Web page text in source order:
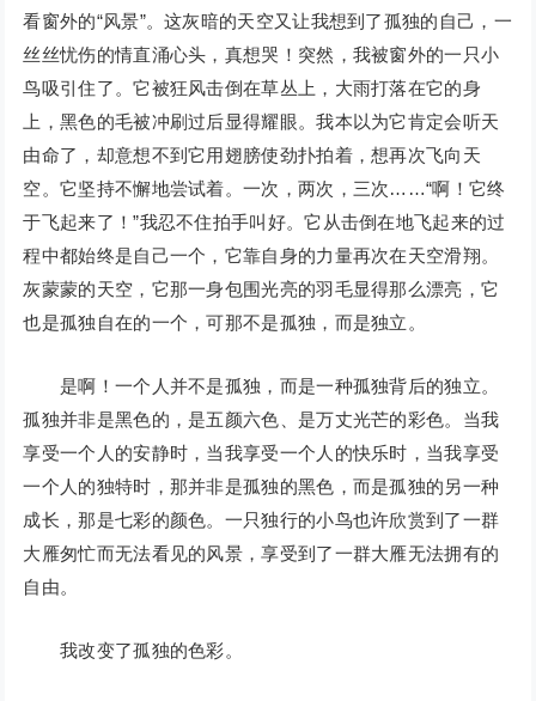
看窗外的“风景”。这灰暗的天空又让我想到了孤独的自己，一
丝丝忧伤的情直涌心头，真想哭！突然，我被窗外的一只小
鸟吸引住了。它被狂风击倒在草丛上，大雨打落在它的身
上，黑色的毛被冲刷过后显得耀眼。我本以为它肯定会听天
由命了，却意想不到它用翅膀使劲扑拍着，想再次飞向天
空。它坚持不懈地尝试着。一次，两次，三次……“啊！它终
于飞起来了！”我忍不住拍手叫好。它从击倒在地飞起来的过
程中都始终是自己一个，它靠自身的力量再次在天空滑翔。
灰蒙蒙的天空，它那一身包围光亮的羽毛显得那么漂亮，它
也是孤独自在的一个，可那不是孤独，而是独立。
是啊！一个人并不是孤独，而是一种孤独背后的独立。
孤独并非是黑色的，是五颜六色、是万丈光芒的彩色。当我
享受一个人的安静时，当我享受一个人的快乐时，当我享受
一个人的独特时，那并非是孤独的黑色，而是孤独的另一种
成长，那是七彩的颜色。一只独行的小鸟也许欣赏到了一群
大雁匆忙而无法看见的风景，享受到了一群大雁无法拥有的
自由。
我改变了孤独的色彩。